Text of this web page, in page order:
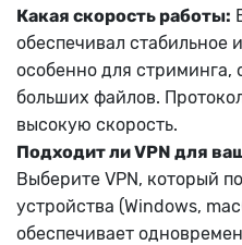
Какая скорость работы:
обеспечивал стабильное
особенно для стриминга,
больших файлов.
высокую скорость.
Подходит ли VPN для
Выберите VPN, который
устройства (Windows,
обеспечивает